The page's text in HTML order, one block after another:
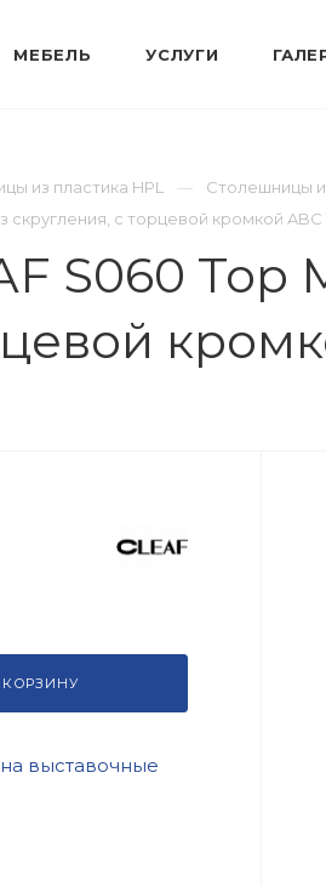
МЕБЕЛЬ УСЛУГИ
из пластика HPL
Столешницы
с торцевой кромкой ABC
S060 Top
КОРЗИНУ
на выставочные